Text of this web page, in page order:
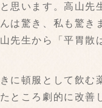
います。高山先
は驚き、私も驚き
先生から「平胃散
に頓服として飲む
ところ劇的に改善